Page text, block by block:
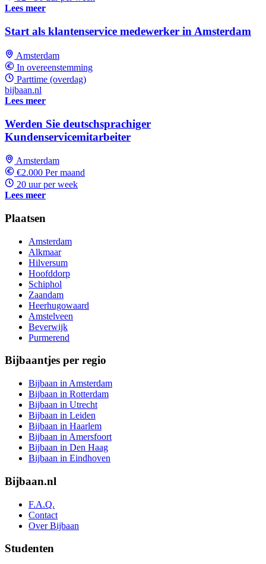
Lees meer
Start als klantenservice medewerker in Amsterdam
Amsterdam
In overeenstemming
Parttime (overdag)
bijbaan.nl
Lees meer
Werden Sie deutschsprachiger
Kundenservicemitarbeiter
Amsterdam
€2.000 Per maand
20 uur per week
Lees meer
Plaatsen
Amsterdam
Alkmaar
Hilversum
Hoofddorp
Schiphol
Zaandam
Heerhugowaard
Amstelveen
Beverwijk
Purmerend
Bijbaantjes per regio
Bijbaan in Amsterdam
Bijbaan in Rotterdam
Bijbaan in Utrecht
Bijbaan in Leiden
Bijbaan in Haarlem
Bijbaan in Amersfoort
Bijbaan in Den Haag
Bijbaan in Eindhoven
Bijbaan.nl
F.A.Q.
Contact
Over Bijbaan
Studenten